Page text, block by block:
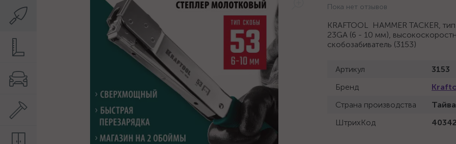
Пока нет отзывов
KRAFTOOL HAMMER TACKER,
23GA (6 - 10 мм),
скобозабиватель (3153)
Артикул
3153
Бренд
Страна производства
ШтрихКод